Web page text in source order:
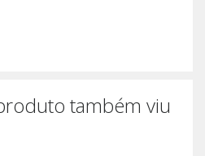
também viu